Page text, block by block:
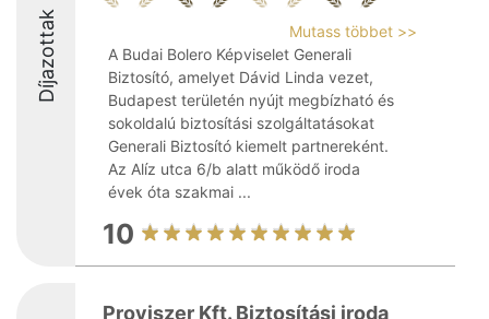
Díjazottak
Mutass többet >>
A Budai Bolero Képviselet Generali
Biztosító, amelyet Dávid Linda vezet,
Budapest területén nyújt megbízható és
sokoldalú biztosítási szolgáltatásokat
Generali Biztosító kiemelt partnereként.
Az Alíz utca 6/b alatt működő iroda
évek óta szakmai ...
10
Proviszer Kft. Biztosítási iroda